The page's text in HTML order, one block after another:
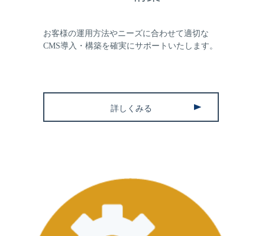
お客様の運用方法やニーズに合わせて適切な
CMS導入・構築を確実にサポートいたします。
詳しくみる